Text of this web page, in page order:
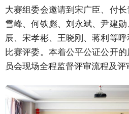
大赛组委会邀请到宋广臣、付
雪峰、何铁彪、刘永斌、尹建
辰、宋孝彬、王晓刚、蒋利等
比赛评委。本着公平公证公开
员会现场全程监督评审流程及评